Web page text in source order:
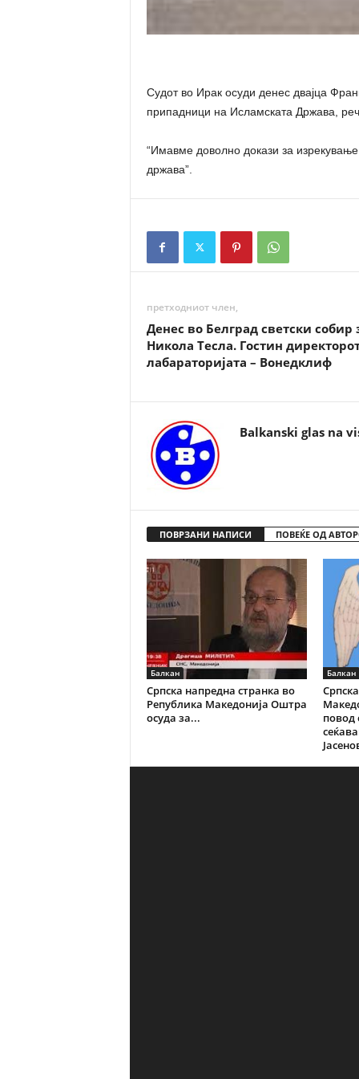
Судот во Ирак осуди денес двајца
припадници на Исламската Држава,
“Имавме доволно докази за
држава”.
претходниот член,
Денес во Белград светски собир
Никола Тесла. Гостин
лабараторијата – Вонедклиф
Balkanski glas na
ПОВРЗАНИ НАПИСИ ПОВЕЌЕ ОД
Балкан
Српска напредна странка во
Република Македонија Оштра
осуда за...
Балкан
повод